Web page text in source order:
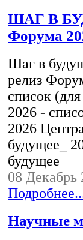
ШАГ В
Форума
Шаг в
релиз
список
2026 -
2026
будущее_
будущее
08 Декабрь
Научные